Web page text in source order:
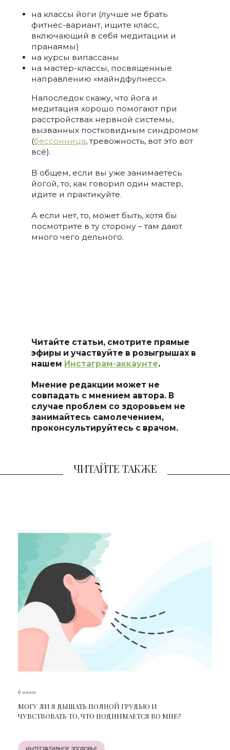
на классы йоги (лучше не брать
фитнес-вариант, ищите класс,
включающий в себя медитации и
пранаямы)
на курсы випассаны
на мастер-классы, посвященные
направлению «майндфулнесс».
Напоследок скажу, что йога и
медитация хорошо помогают при
расстройствах нервной системы,
вызванных постковидным синдромом
(бессонница, тревожность, вот это вот
всё).
В общем, если вы уже занимаетесь
йогой, то, как говорил один мастер,
идите и практикуйте.
А если нет, то, может быть, хотя бы
посмотрите в ту сторону – там дают
много чего дельного.
Читайте статьи, смотрите прямые
эфиры и участвуйте в розыгрышах в
нашем Инстаграм-аккаунте.
Мнение редакции может не
совпадать с мнением автора. В
случае проблем со здоровьем не
занимайтесь самолечением,
проконсультируйтесь с врачом.
ЧИТАЙТЕ ТАКЖЕ
8 июня
МОГУ ЛИ Я ДЫШАТЬ ПОЛНОЙ ГРУДЬЮ И
ЧУВСТВОВАТЬ ТО, ЧТО ПОДНИМАЕТСЯ ВО МНЕ?